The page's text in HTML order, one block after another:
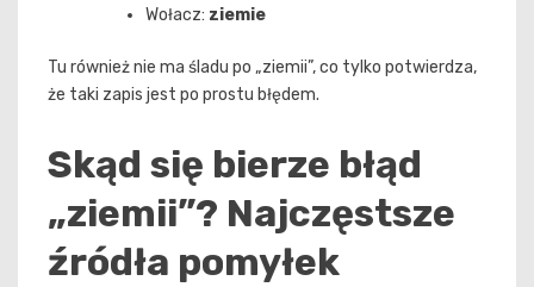
Wołacz: ziemie
Tu również nie ma śladu po „ziemii”, co tylko potwierdza,
że taki zapis jest po prostu błędem.
Skąd się bierze błąd
„ziemii”? Najczęstsze
źródła pomyłek